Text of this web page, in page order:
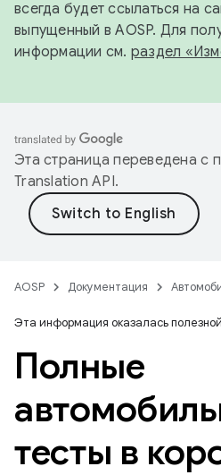
всегда будет ссылаться на
выпущенный в AOSP. Для
информации см. раздел
Эта страница переведена с
Translation API.
AOSP Документация
Эта информация оказалась
Полные
тесты в